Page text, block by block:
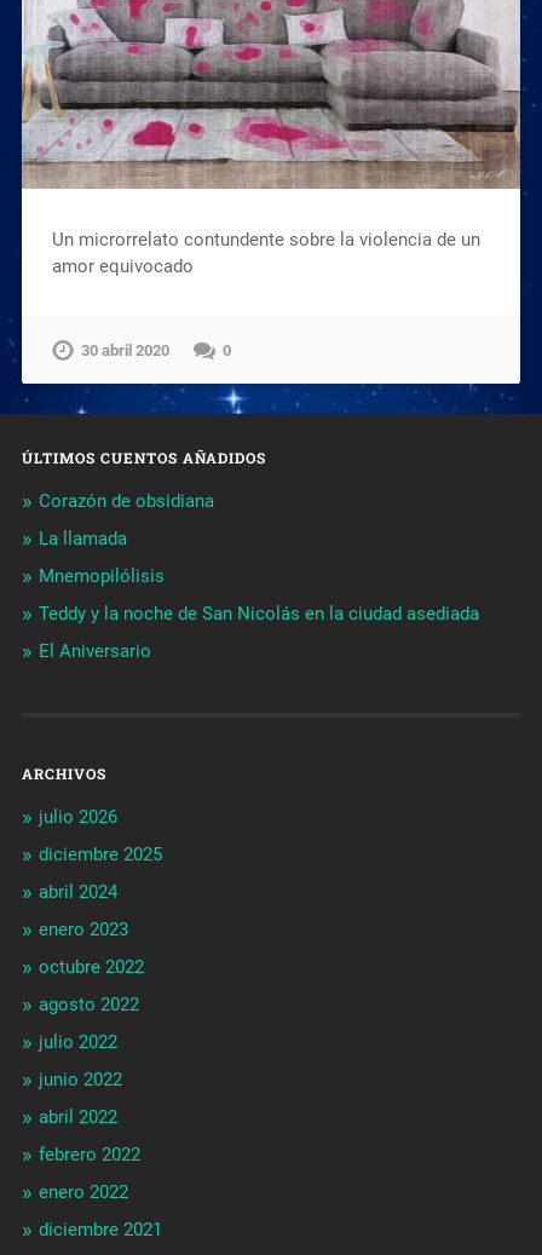
Un microrrelato contundente sobre la violencia de un
amor equivocado
30 abril 2020 0
ÚLTIMOS CUENTOS AÑADIDOS
Corazón de obsidiana
La llamada
Mnemopilólisis
Teddy y la noche de San Nicolás en la ciudad asediada
El Aniversario
ARCHIVOS
julio 2026
diciembre 2025
abril 2024
enero 2023
octubre 2022
agosto 2022
julio 2022
junio 2022
abril 2022
febrero 2022
enero 2022
diciembre 2021